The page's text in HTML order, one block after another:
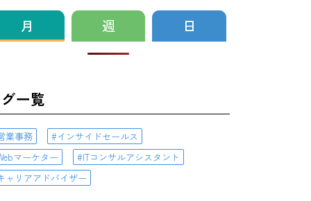
月 週 日
一覧
業事務
インサイドセールス
マーケター
ITコンサルアシスタント
ャリアアドバイザー